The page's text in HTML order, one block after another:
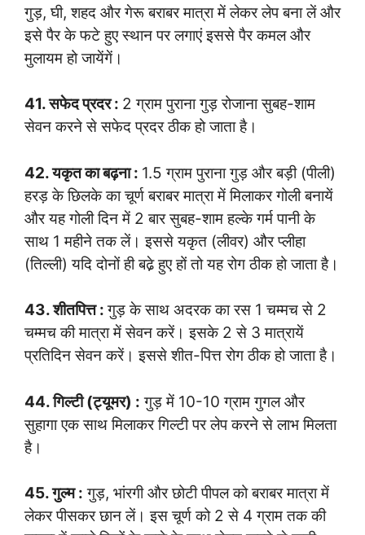
गुड़, घी, शहद और गेरू बराबर मात्रा में लेकर लेप बना लें और
इसे पैर के फटे हुए स्थान पर लगाएं इससे पैर कमल और
मुलायम हो जायेंगें।
41. सफेद प्रदर : 2 ग्राम पुराना गुड़ रोजाना सुबह-शाम
सेवन करने से सफेद प्रदर ठीक हो जाता है।
42. यकृत का बढ़ना : 1.5 ग्राम पुराना गुड़ और बड़ी (पीली)
हरड़ के छिलके का चूर्ण बराबर मात्रा में मिलाकर गोली बनायें
और यह गोली दिन में 2 बार सुबह-शाम हल्के गर्म पानी के
साथ 1 महीने तक लें। इससे यकृत (लीवर) और प्लीहा
(तिल्ली) यदि दोनों ही बढे़ हुए हों तो यह रोग ठीक हो जाता है।
43. शीतपित्त :गुड़ के साथ अदरक का रस 1 चम्मच से 2
चम्मच की मात्रा में सेवन करें। इसके 2 से 3 मात्रायें
प्रतिदिन सेवन करें। इससे शीत-पित्त रोग ठीक हो जाता है।
44. गिल्टी (ट्यूमर) : गुड़ में 10-10 ग्राम गुगल और
सुहागा एक साथ मिलाकर गिल्टी पर लेप करने से लाभ मिलता
है।
45. गुल्म : गुड़, भांरगी और छोटी पीपल को बराबर मात्रा में
लेकर पीसकर छान लें। इस चूर्ण को 2 से 4 ग्राम तक की